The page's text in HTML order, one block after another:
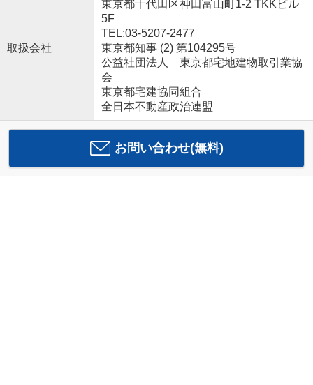
取扱会社
東京都千代田区神田富山町1-2 TKKビル
5F
TEL:03-5207-2477
東京都知事 (2) 第104295号
公益社団法人 東京都宅地建物取引業協
会
東京都宅建協同組合
全日本不動産政治連盟
お問い合わせ(無料)